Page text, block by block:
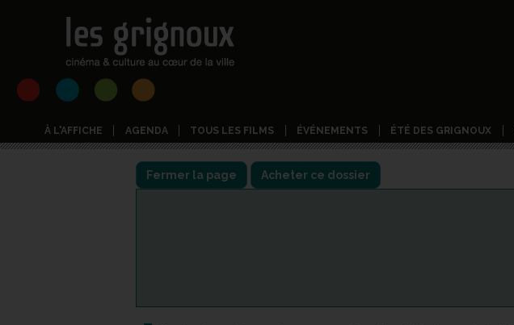
À L'AFFICHE AGENDA TOUS LES FILMS ÉVÉNEMENTS ÉTÉ DES GRIGNOUX
Fermer la page Acheter ce dossier